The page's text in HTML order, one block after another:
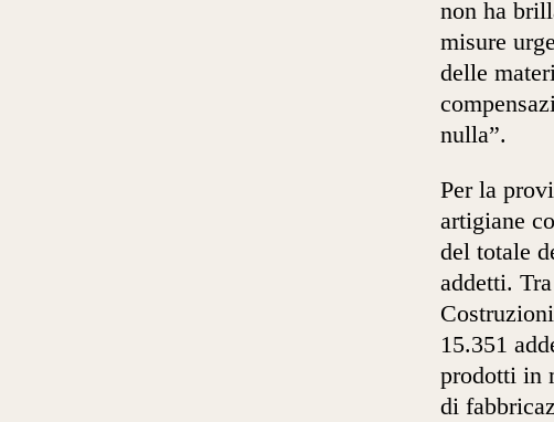
non ha
misure
delle
nulla”.
Per la
artigiane
del totale
addetti.
15.351
prodotti in
di